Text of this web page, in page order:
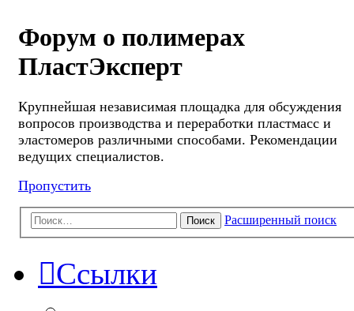
Форум о полимерах
ПластЭксперт
Крупнейшая независимая площадка для обсуждения
вопросов производства и переработки пластмасс и
эластомеров различными способами. Рекомендации
ведущих специалистов.
Пропустить
Поиск Расширенный поиск
Ссылки